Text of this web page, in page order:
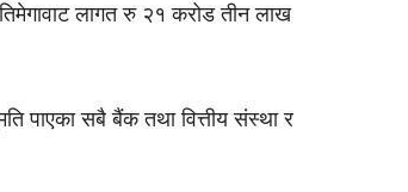
लागत रु २१ करोड तीन लाख
पाएका सबै बैंक तथा वित्तीय संस्था र